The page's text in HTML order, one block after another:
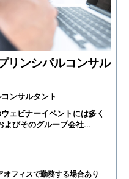
リンシパルコンサル
ンサルタント
ェビナーイベントには多く
よびそのグループ会社...
フィスで勤務する場合あり